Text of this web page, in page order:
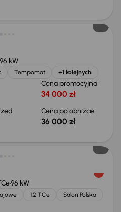
96 kW
Tempomat +1 kolejnych
Cena promocyjna
34 000 zł
Cena po obniżce
36 000 zł
96 kW
1.2 TCe
Salon Polska